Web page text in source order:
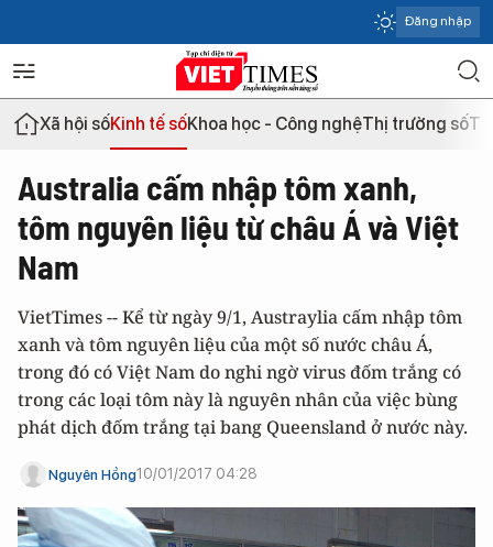
Đăng nhập
Xã hội sốKinh tế sốKhoa học - Công nghệThị trường số
Australia cấm nhập tôm xanh,
tôm nguyên liệu từ châu Á và Việt
Nam
VietTimes -- Kể từ ngày 9/1, Austraylia cấm nhập tôm
xanh và tôm nguyên liệu của một số nước châu Á,
trong đó có Việt Nam do nghi ngờ virus đốm trắng có
trong các loại tôm này là nguyên nhân của việc bùng
phát dịch đốm trắng tại bang Queensland ở nước này.
Nguyên Hồng10/01/2017 04:28